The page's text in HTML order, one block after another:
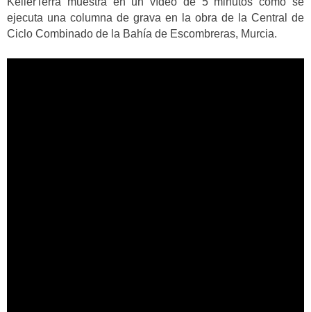
ejecuta una columna de grava en la obra de la Central de
Ciclo Combinado de la Bahía de Escombreras, Murcia.